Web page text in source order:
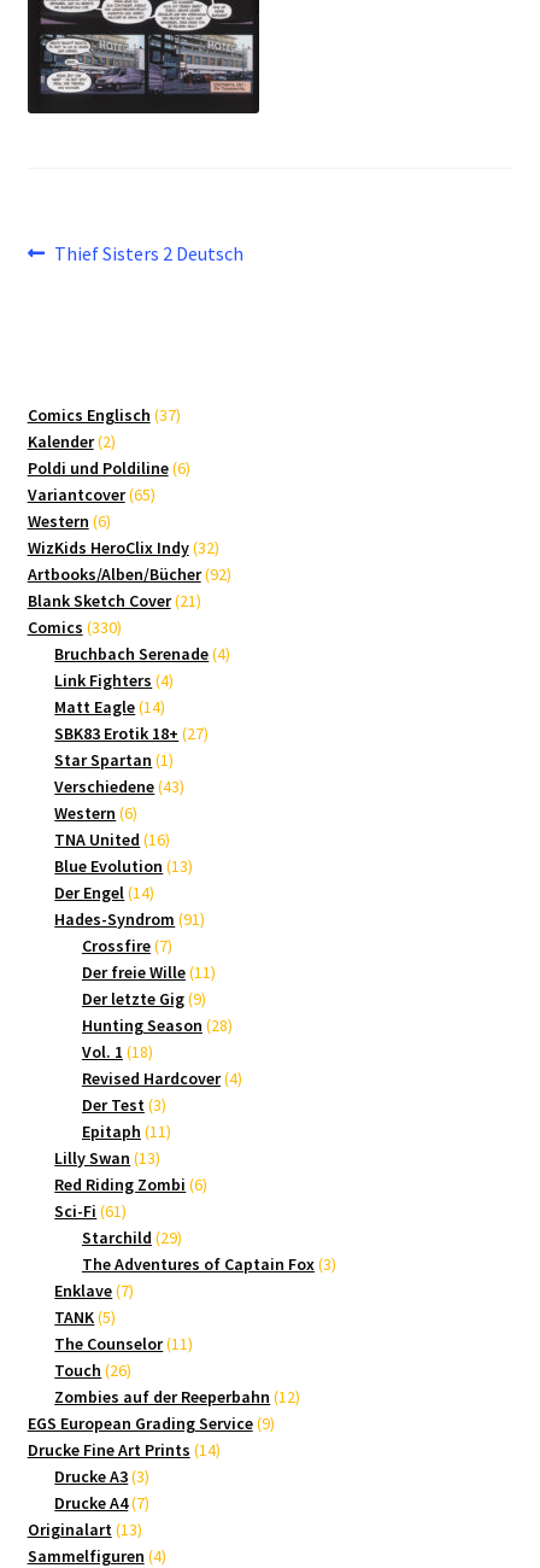
Beitragsnavigation
Vorheriger
Thief Sisters 2 Deutsch
Comics Englisch 3737
Kalender 22
Produkte
Poldi und Poldiline 66
Variantcover 6565
Western 66
Produkte
WizKids HeroClix Indy 3232
Produkte
Artbooks/Alben/Bücher 9292
Blank Sketch Cover 2121
Comics 330330
Produkte
Bruchbach Serenade 44
Link Fighters 44
Matt Eagle 1414
Produkte
SBK83 Erotik 18+ 2727
Star Spartan 11
Produkt
Verschiedene 4343
Western 66
Produkte
TNA United 1616
Produkte
Blue Evolution 1313
Der Engel 1414
Produkte
Hades-Syndrom 9191
Crossfire 77
Produkte
Der freie Wille 1111
Der letzte Gig 99
Produkte
Hunting Season 2828
Vol. 1 1818
Produkte
Revised Hardcover 44
Der Test 33
Produkte
Epitaph 1111
Lilly Swan 1313
Produkte
Red Riding Zombi 66
Sci-Fi 6161
Produkte
Starchild 2929
Produkte
The Adventures of Captain Fox 33
Enklave 77
TANK 55
Produkte
The Counselor 1111
Touch 2626
Produkte
Zombies auf der Reeperbahn 1212
EGS European Grading Service 99
Drucke Fine Art Prints 1414
Drucke A3 33
Produkte
Drucke A4 77
Originalart 1313
Produkte
Sammelfiguren 44